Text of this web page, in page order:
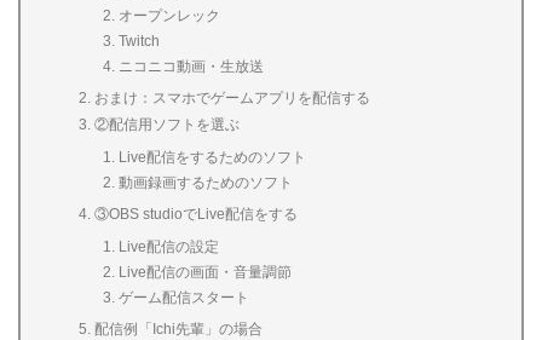
オープンレック
Twitch
ニコニコ動画・生放送
おまけ：スマホでゲームアプリを配信する
②配信用ソフトを選ぶ
Live配信をするためのソフト
動画録画するためのソフト
③OBS studioでLive配信をする
Live配信の設定
Live配信の画面・音量調節
ゲーム配信スタート
配信例「Ichi先輩」の場合